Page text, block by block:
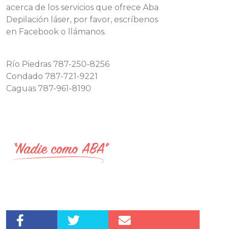
acerca de los servicios que ofrece Aba
Depilación láser, por favor, escríbenos
en Facebook o llámanos.
Río Piedras 787-250-8256
Condado 787-721-9221
Caguas 787-961-8190